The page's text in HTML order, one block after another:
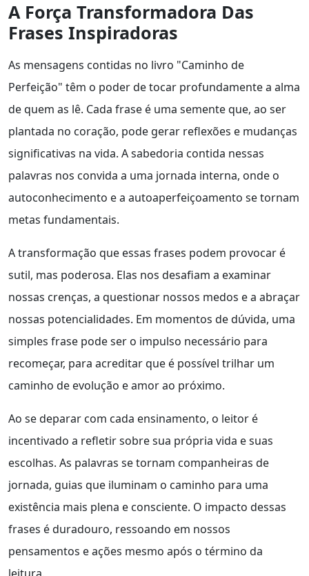
A Força Transformadora Das
Frases Inspiradoras
As mensagens contidas no livro "Caminho de
Perfeição" têm o poder de tocar profundamente a alma
de quem as lê. Cada frase é uma semente que, ao ser
plantada no coração, pode gerar reflexões e mudanças
significativas na vida. A sabedoria contida nessas
palavras nos convida a uma jornada interna, onde o
autoconhecimento e a autoaperfeiçoamento se tornam
metas fundamentais.
A transformação que essas frases podem provocar é
sutil, mas poderosa. Elas nos desafiam a examinar
nossas crenças, a questionar nossos medos e a abraçar
nossas potencialidades. Em momentos de dúvida, uma
simples frase pode ser o impulso necessário para
recomeçar, para acreditar que é possível trilhar um
caminho de evolução e amor ao próximo.
Ao se deparar com cada ensinamento, o leitor é
incentivado a refletir sobre sua própria vida e suas
escolhas. As palavras se tornam companheiras de
jornada, guias que iluminam o caminho para uma
existência mais plena e consciente. O impacto dessas
frases é duradouro, ressoando em nossos
pensamentos e ações mesmo após o término da